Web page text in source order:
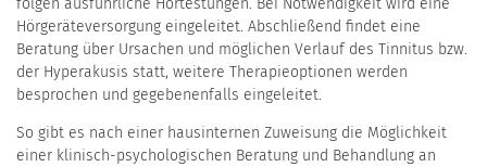
Hörgeräteversorgung eingeleitet. Abschließend findet eine
Beratung über Ursachen und möglichen Verlauf des Tinnitus bzw.
der Hyperakusis statt, weitere Therapieoptionen werden
besprochen und gegebenenfalls eingeleitet.
So gibt es nach einer hausinternen Zuweisung die Möglichkeit
einer klinisch-psychologischen Beratung und Behandlung an